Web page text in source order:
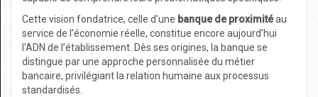
Cette vision fondatrice, celle d’une banque de proximitéau
service de l’économie réelle, constitue encore aujourd’hui
l’ADN de l’établissement. Dès ses origines, la banque se
distingue par une approche personnalisée du métier
bancaire, privilégiant la relation humaine aux processus
standardisés.